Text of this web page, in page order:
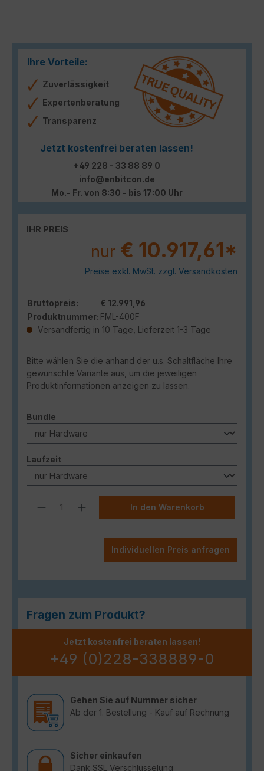
Ihre Vorteile:
Zuverlässigkeit
Expertenberatung
Transparenz
Jetzt kostenfrei beraten lassen!
+49 228 - 33 88 89 0
info@enbitcon.de
Mo.- Fr. von 8:30 - bis 17:00 Uhr
IHR PREIS
nur € 10.917,61*
Preise exkl. MwSt. zzgl. Versandkosten
Bruttopreis:
€ 12.991,96
Produktnummer: FML-400F
Versandfertig in 10 Tage, Lieferzeit 1-3 Tage
Bitte wählen Sie die anhand der u.s. Schaltfläche Ihre
gewünschte Variante aus, um die jeweiligen
Produktinformationen anzeigen zu lassen.
Bundle
Laufzeitauswählen
Produkt Anzahl: Gib den
In den Warenkorb
Individuellen Preis anfragen
Fragen zum Produkt?
Jetzt kostenfrei beraten lassen!
+49 (0)228-338889-0
Gehen Sie auf Nummer sicher
Ab der 1. Bestellung - Kauf auf Rechnung
Sicher einkaufen
Dank SSL Verschlüsselung